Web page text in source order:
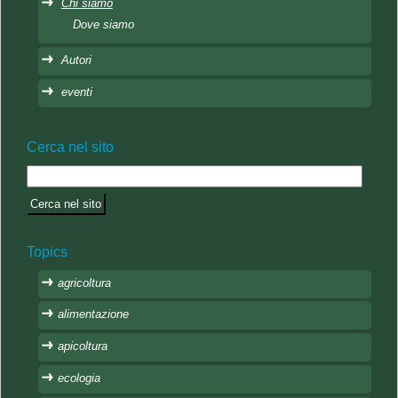
Chi siamo
Dove siamo
Autori
eventi
Cerca nel sito
Topics
agricoltura
alimentazione
apicoltura
ecologia